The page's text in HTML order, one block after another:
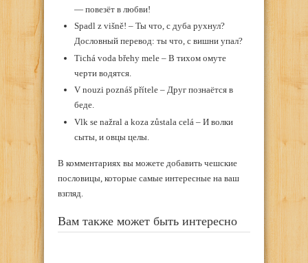
— повезёт в любви!
Spadl z višně! – Ты что, с дуба рухнул?
Дословный перевод: ты что, с вишни упал?
Tichá voda břehy mele – В тихом омуте
черти водятся.
V nouzi poznáš přítele – Друг познаётся в
беде.
Vlk se nažral a koza zůstala celá – И волки
сыты, и овцы целы.
В комментариях вы можете добавить чешские
пословицы, которые самые интересные на ваш
взгляд.
Вам также может быть интересно